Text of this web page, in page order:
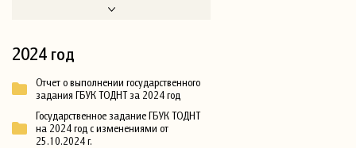
2024 год
Отчет о выполнении государственного
задания ГБУК ТОДНТ за 2024 год
Государственное задание ГБУК ТОДНТ
на 2024 год с изменениями от
25.10.2024 г.